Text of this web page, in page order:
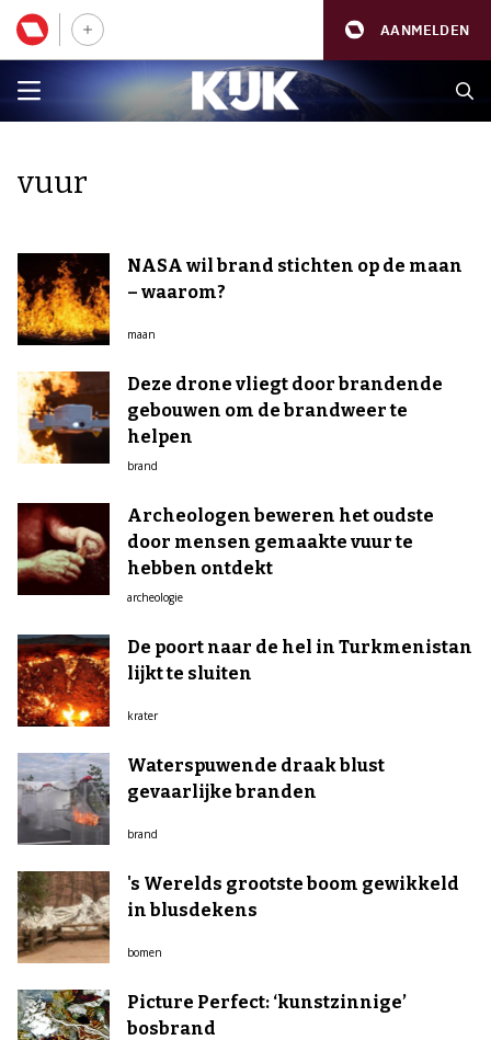
AANMELDEN
vuur
NASA wil brand stichten op de maan
– waarom?
maan
Deze drone vliegt door brandende
gebouwen om de brandweer te
helpen
brand
Archeologen beweren het oudste
door mensen gemaakte vuur te
hebben ontdekt
archeologie
De poort naar de hel in Turkmenistan
lijkt te sluiten
krater
Waterspuwende draak blust
gevaarlijke branden
brand
's Werelds grootste boom gewikkeld
in blusdekens
bomen
Picture Perfect: ‘kunstzinnige’
bosbrand